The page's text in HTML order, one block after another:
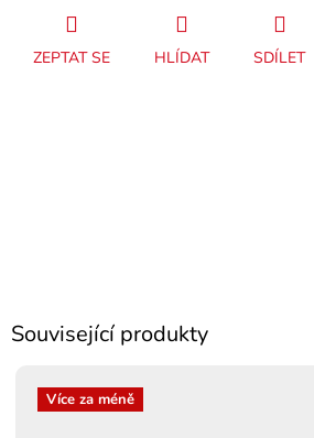
ZEPTAT SE HLÍDAT SDÍLET
Související produkty
Více za méně